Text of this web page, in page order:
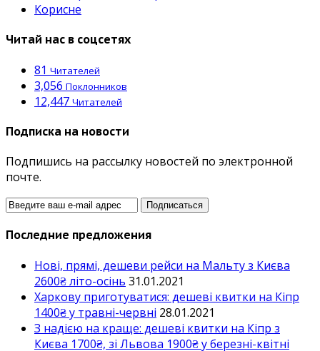
Корисне
Читай нас в соцсетях
81 Читателей
3,056 Поклонников
12,447 Читателей
Подписка на новости
Подпишись на рассылку новостей по электронной
почте.
Последние предложения
Нові, прямі, дешеви рейси на Мальту з Києва
2600₴ літо-осінь 31.01.2021
Харкову приготуватися: дешеві квитки на Кіпр
1400₴ у травні-червні 28.01.2021
З надією на краще: дешеві квитки на Кіпр з
Києва 1700₴, зі Львова 1900₴ у березні-квітні